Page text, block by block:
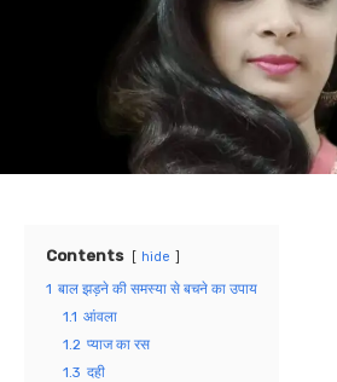
Contents hide
1 बाल झड़ने की समस्या से बचने का उपाय
1.1 आंवला
1.2 प्याज का रस
1.3 दही